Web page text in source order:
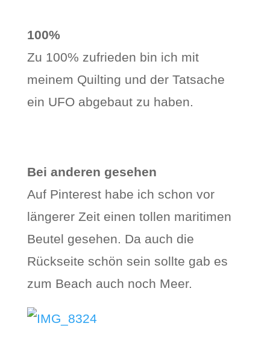
100%
Zu 100% zufrieden bin ich mit
meinem Quilting und der Tatsache
ein UFO abgebaut zu haben.
Bei anderen gesehen
Auf Pinterest habe ich schon vor
längerer Zeit einen tollen maritimen
Beutel gesehen. Da auch die
Rückseite schön sein sollte gab es
zum Beach auch noch Meer.